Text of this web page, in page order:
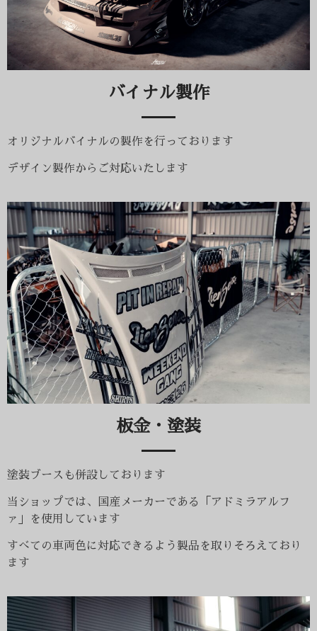
バイナル製作​
オリジナルバイナルの製作を行っております
デザイン製作からご対応いたします
板金・塗装
塗装ブースも併設しております
当ショップでは、国産メーカーである「アドミラアルフ
ァ」を使用しています
すべての車両色に対応できるよう製品を取りそろえており
ます